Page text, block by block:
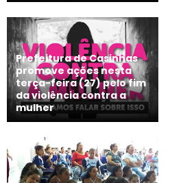
Prefeitura de Casinhas
promove ações nesta
terça-feira (27) pelo fim
da violência contra a
mulher